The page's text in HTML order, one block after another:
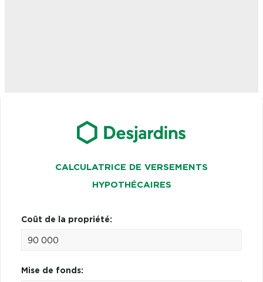
CALCULATRICE DE VERSEMENTS
HYPOTHÉCAIRES
Coût de la propriété:
Mise de fonds: